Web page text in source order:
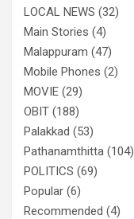
LOCAL NEWS (32)
Main Stories (4)
Malappuram (47)
Mobile Phones (2)
MOVIE (29)
OBIT (188)
Palakkad (53)
Pathanamthitta (104)
POLITICS (69)
Popular (6)
Recommended (4)